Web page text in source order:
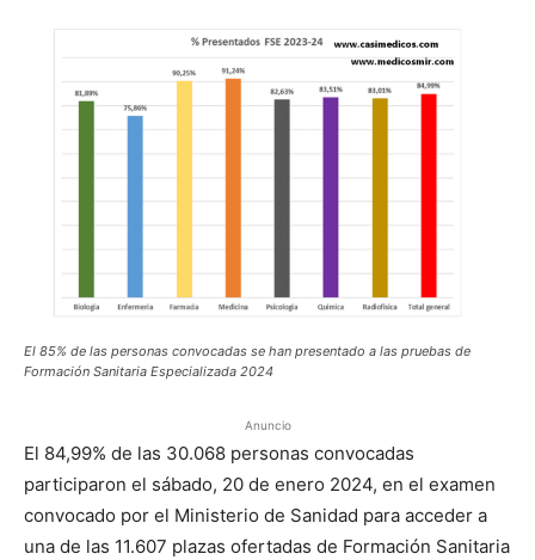
El 85% de las personas convocadas se han presentado a las pruebas de
Formación Sanitaria Especializada 2024
Anuncio
El 84,99% de las 30.068 personas convocadas
participaron el sábado, 20 de enero 2024, en el examen
convocado por el Ministerio de Sanidad para acceder a
una de las 11.607 plazas ofertadas de Formación Sanitaria